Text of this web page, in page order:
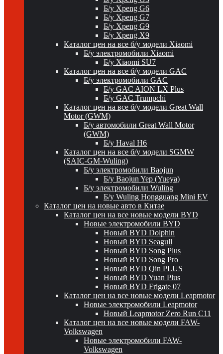
Б/у Xpeng G6
Б/у Xpeng G7
Б/у Xpeng G9
Б/у Xpeng X9
Каталог цен на все б/у модели Xiaomi
Б/у электромобили Xiaomi
Б/у Xiaomi SU7
Каталог цен на все б/у модели GAC
Б/у электромобили GAC
Б/у GAC AION LX Plus
Б/у GAC Trumpchi
Каталог цен на все б/у модели Great Wall
Motor (GWM)
Б/у автомобили Great Wall Motor
(GWM)
Б/у Haval H6
Каталог цен на все б/у модели SGMW
(SAIC-GM-Wuling)
Б/у электромобили Baojun
Б/у Baojun Yep (Yueya)
Б/у электромобили Wuling
Б/у Wuling Hongguang Mini EV
Каталог цен на новые авто в Китае
Каталог цен на все новые модели BYD
Новые электромобили BYD
Новый BYD Dolphin
Новый BYD Seagull
Новый BYD Song Plus
Новый BYD Song Pro
Новый BYD Qin PLUS
Новый BYD Yuan Plus
Новый BYD Frigate 07
Каталог цен на все новые модели Leapmotor
Новые электромобили Leapmotor
Новый Leapmotor Zero Run C11
Каталог цен на все новые модели FAW-
Volkswagen
Новые электромобили FAW-
Volkswagen